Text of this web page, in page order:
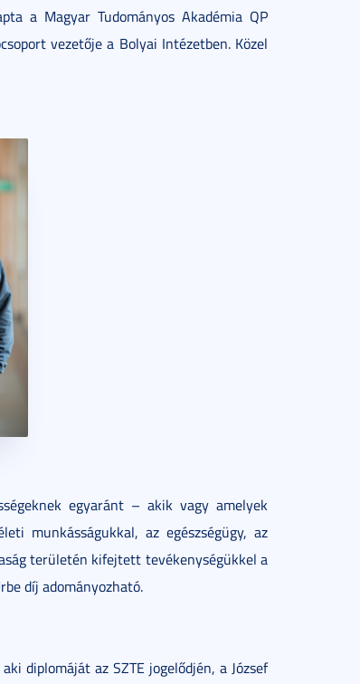
a Magyar Tudományos Akadémia QP
vezetője a Bolyai Intézetben. Közel
egyaránt – akik vagy amelyek
munkásságukkal, az egészségügy, az
területén kifejtett tevékenységükkel a
díj adományozható.
diplomáját az SZTE jogelődjén, a József